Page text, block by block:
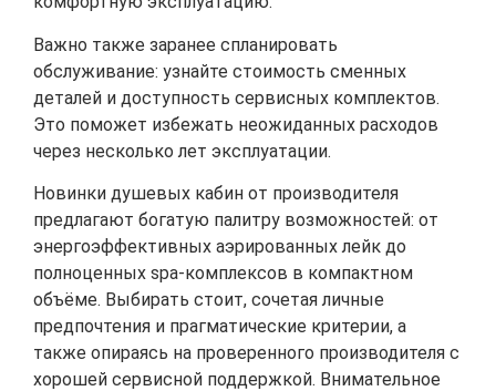
Важно также заранее спланировать
обслуживание: узнайте стоимость сменных
деталей и доступность сервисных комплектов.
Это поможет избежать неожиданных расходов
через несколько лет эксплуатации.
Новинки душевых кабин от производителя
предлагают богатую палитру возможностей: от
энергоэффективных аэрированных лейк до
полноценных spa‑комплексов в компактном
объёме. Выбирать стоит, сочетая личные
предпочтения и прагматические критерии, а
также опираясь на проверенного производителя с
хорошей сервисной поддержкой. Внимательное